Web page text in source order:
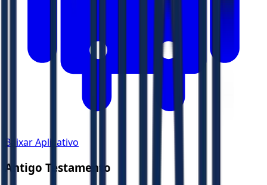
Baixar Aplicativo
Antigo Testamento